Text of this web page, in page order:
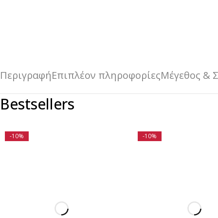
ΠεριγραφήΕπιπλέον πληροφορίεςΜέγεθος &
Bestsellers
-10% -10%